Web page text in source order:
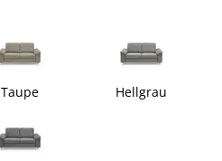
Taupe Hellgrau